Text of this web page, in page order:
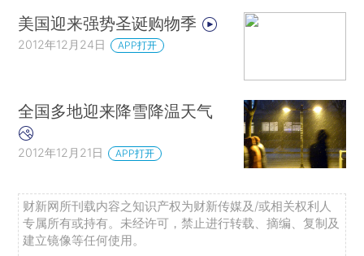
美国迎来强势圣诞购物季
2012年12月24日 APP打开
全国多地迎来降雪降温天气
2012年12月21日 APP打开
财新网所刊载内容之知识产权为财新传媒及/或相关权利人
专属所有或持有。未经许可，禁止进行转载、摘编、复制及
建立镜像等任何使用。